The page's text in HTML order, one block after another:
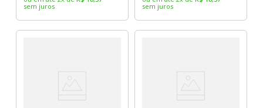
sem juros
sem juros